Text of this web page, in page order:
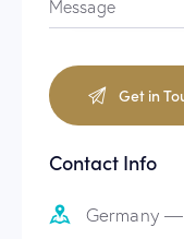
Contact Info
Germany —